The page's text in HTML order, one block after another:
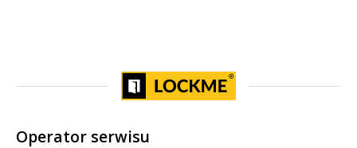
Operator serwisu